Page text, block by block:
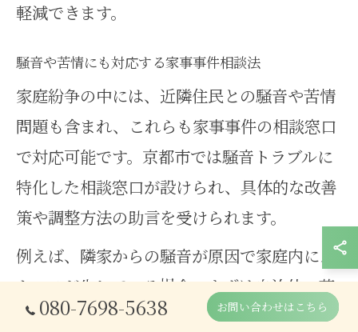
軽減できます。
騒音や苦情にも対応する家事事件相談法
家庭紛争の中には、近隣住民との騒音や苦情
問題も含まれ、これらも家事事件の相談窓口
で対応可能です。京都市では騒音トラブルに
特化した相談窓口が設けられ、具体的な改善
策や調整方法の助言を受けられます。
例えば、隣家からの騒音が原因で家庭内にス
トレスが生じている場合、まずは自治体の苦
情受付窓口で状況を報告し、その後調停や専
080-7698-5638 お問い合わせはこちら